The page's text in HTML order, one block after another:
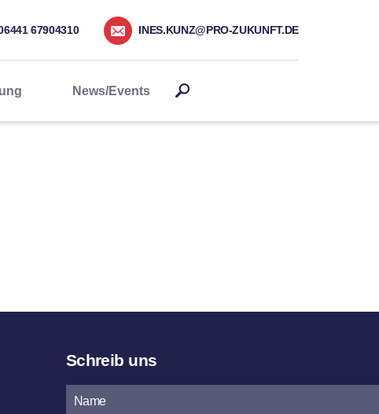
67904310 INES.KUNZ@PRO-ZUKUNFT.DE
News/Events
Schreib uns